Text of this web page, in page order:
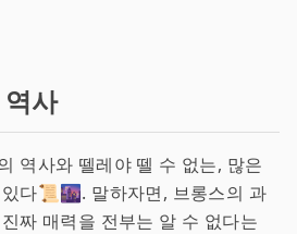
사
역사와 뗄레야 뗄 수 없는, 많은
다📜🌆. 말하자면, 브롱스의 과
짜 매력을 전부는 알 수 없다는